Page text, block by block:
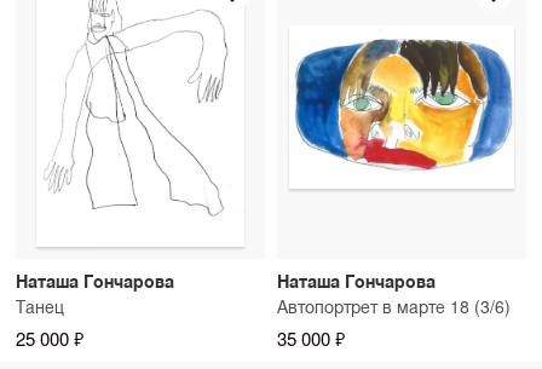
Наташа Гончарова
Танец
25 000 ₽
Наташа Гончарова
Автопортрет в марте 18 (3/6)
35 000 ₽